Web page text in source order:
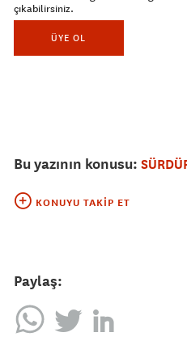
çıkabilirsiniz.
ÜYE OL
Bu yazının konusu:
KONUYU TAKIP ET
Paylaş: